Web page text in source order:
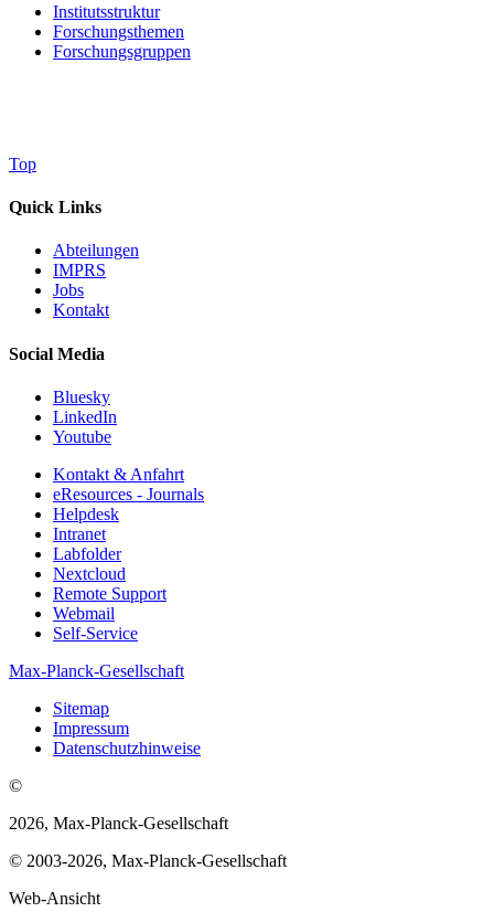
Institutsstruktur
Forschungsthemen
Forschungsgruppen
Top
Quick Links
Abteilungen
IMPRS
Jobs
Kontakt
Social Media
Bluesky
LinkedIn
Youtube
Kontakt & Anfahrt
eResources - Journals
Helpdesk
Intranet
Labfolder
Nextcloud
Remote Support
Webmail
Self-Service
Max-Planck-Gesellschaft
Sitemap
Impressum
Datenschutzhinweise
©
2026, Max-Planck-Gesellschaft
© 2003-2026, Max-Planck-Gesellschaft
Web-Ansicht